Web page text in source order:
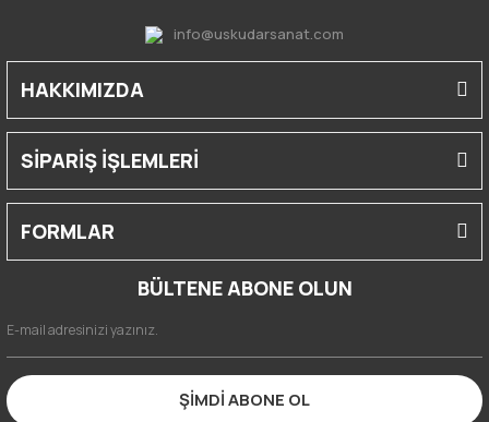
info@uskudarsanat.com
HAKKIMIZDA
SİPARİŞ İŞLEMLERİ
FORMLAR
BÜLTENE ABONE OLUN
ŞİMDİ ABONE OL